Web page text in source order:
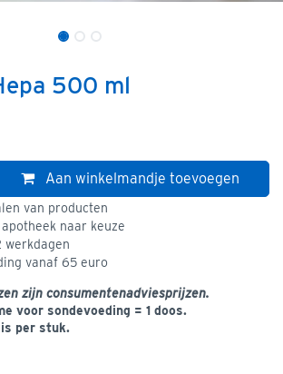
500 ml
Aan winkelmandje toevoegen
van producten
naar keuze
werkdagen
vanaf 65 euro
zijn consumentenadviesprijzen.
voor sondevoeding = 1 doos.
per stuk.